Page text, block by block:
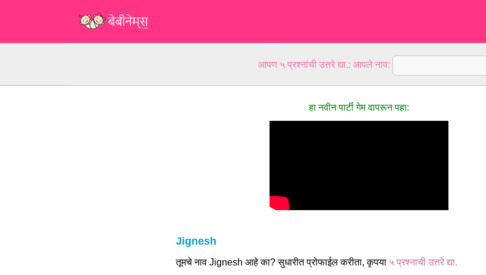
आपण ५ प्रश्नांची उत्तरे द्या.: आपले नाव:
हा नवीन पार्टी गेम वापरून पहा:
Jignesh
तूमचे नाव Jignesh आहे का? सुधारीत प्रोफाईल करीता, कृपया ५ प्रश्नाची उत्तरे द्या.